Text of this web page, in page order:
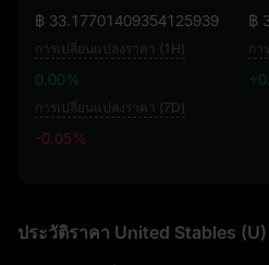
฿ 33.17701409354125939 ฿
การเปลี่ยนแปลงราคา (1H)
0.00%
กา
การเปลี่ยนแปลงราคา (7D)
-0.05%
ประวัติราคา United Stables